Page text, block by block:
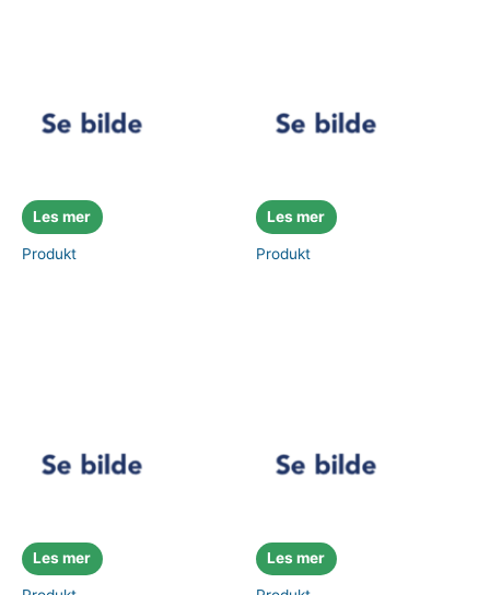
Les mer
Produkt
Les mer
Produkt
Les mer Les mer